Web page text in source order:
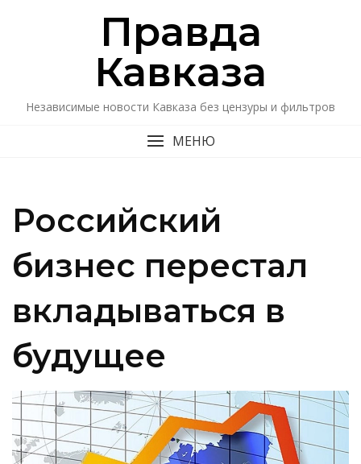
Правда
Кавказa
Независимые новости Кавказа без цензуры и фильтров
МЕНЮ
Российский
бизнес перестал
вкладываться в
будущее